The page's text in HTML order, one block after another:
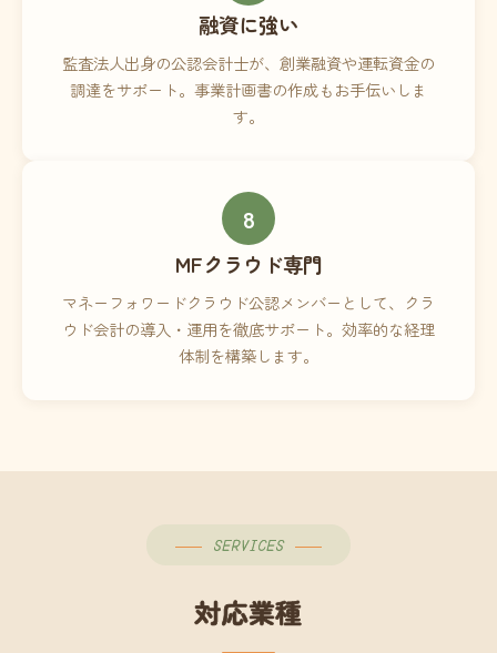
融資に強い
監査法人出身の公認会計士が、創業融資や運転資金の
調達をサポート。事業計画書の作成もお手伝いしま
す。
8
MFクラウド専門
マネーフォワードクラウド公認メンバーとして、クラ
ウド会計の導入・運用を徹底サポート。効率的な経理
体制を構築します。
SERVICES
対応業種